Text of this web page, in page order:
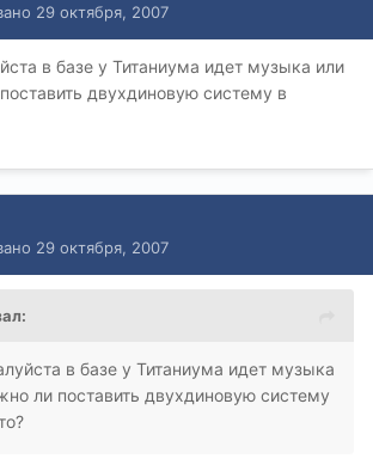
29 октября, 2007
в базе у Титаниума идет музыка или
двухдиновую систему в
29 октября, 2007
в базе у Титаниума идет музыка
ли поставить двухдиновую систему